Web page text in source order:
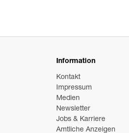
Information
Kontakt
Impressum
Medien
Newsletter
Jobs & Karriere
Amtliche Anzeigen